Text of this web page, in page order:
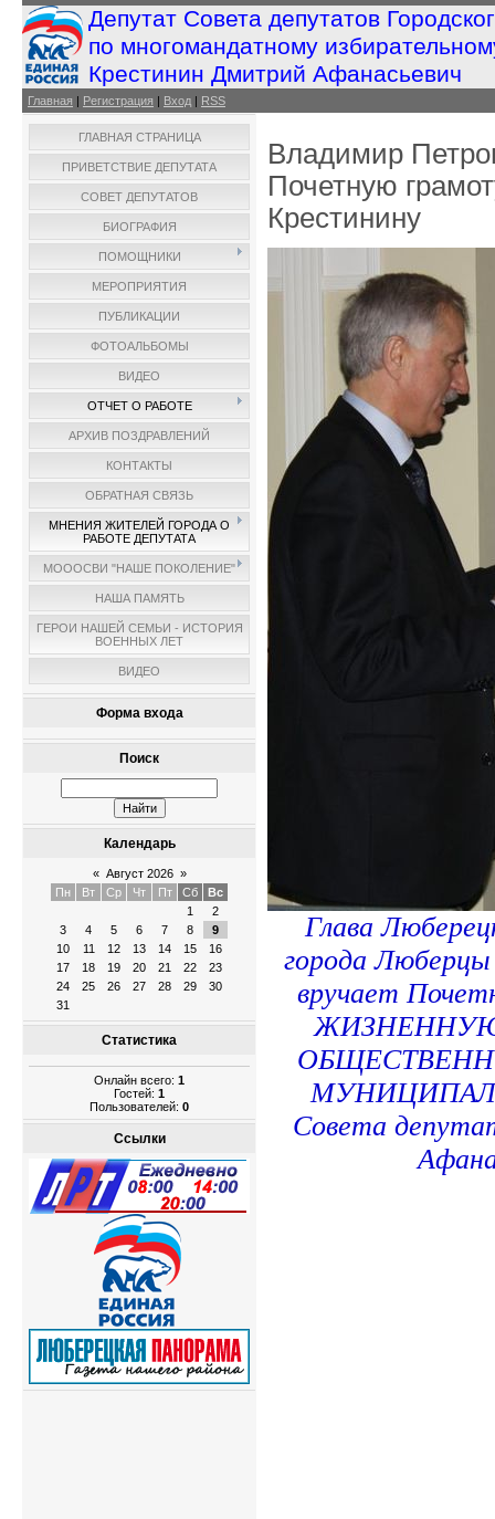
Депутат Совета депутатов
по многомандатному
Крестинин Дмитрий Афанасьевич
Главная | Регистрация | Вход | RSS
ГЛАВНАЯ СТРАНИЦА
ПРИВЕТСТВИЕ ДЕПУТАТА
СОВЕТ ДЕПУТАТОВ
БИОГРАФИЯ
ПОМОЩНИКИ
МЕРОПРИЯТИЯ
ПУБЛИКАЦИИ
ФОТОАЛЬБОМЫ
ВИДЕО
ОТЧЕТ О РАБОТЕ
АРХИВ ПОЗДРАВЛЕНИЙ
КОНТАКТЫ
ОБРАТНАЯ СВЯЗЬ
МНЕНИЯ ЖИТЕЛЕЙ ГОРОДА О
РАБОТЕ ДЕПУТАТА
МОООСВИ "НАШЕ ПОКОЛЕНИЕ"
НАША ПАМЯТЬ
ГЕРОИ НАШЕЙ СЕМЬИ - ИСТОРИЯ
ВОЕННЫХ ЛЕТ
ВИДЕО
Форма входа
Поиск
Календарь
« Август 2026 »
Пн
Вт Ср Чт Пт Сб
Вс
1
2
3
4 5 6 7 8
9
10
11 12 13 14 15
16
17
18 19 20 21 22
23
24
25 26 27 28 29
30
31
Статистика
Онлайн всего: 1
Гостей: 1
Пользователей: 0
Ссылки
Владимир
Почетную
Крестинину
Глава
города
вручает
Совета